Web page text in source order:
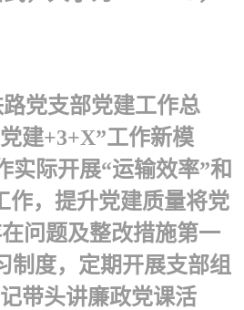
党支部党建工作总
建+3+X”工作新模
际开展“运输效率”和
作，提升党建质量将党
问题及整改措施 第一
制度，定期开展支部组
带头讲廉政党课活